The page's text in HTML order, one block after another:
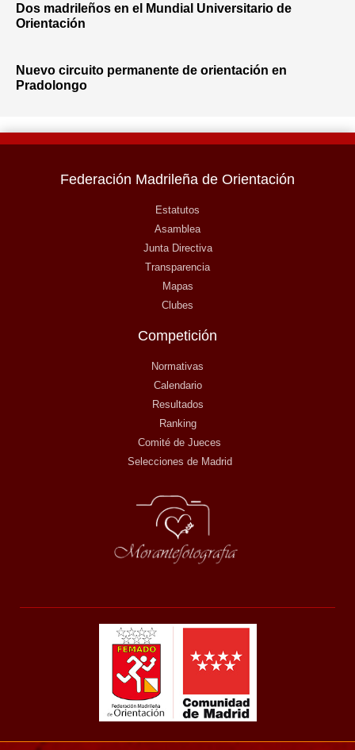
Dos madrileños en el Mundial Universitario de
Orientación
Nuevo circuito permanente de orientación en
Pradolongo
Federación Madrileña de Orientación
Estatutos
Asamblea
Junta Directiva
Transparencia
Mapas
Clubes
Competición
Normativas
Calendario
Resultados
Ranking
Comité de Jueces
Selecciones de Madrid